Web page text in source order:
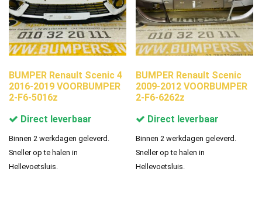
BUMPER Renault Scenic 4
2016-2019 VOORBUMPER
2-F6-5016z
Direct leverbaar
Binnen 2 werkdagen geleverd.
Sneller op te halen in
Hellevoetsluis.
BUMPER Renault Scenic
2009-2012 VOORBUMPER
2-F6-6262z
Direct leverbaar
Binnen 2 werkdagen geleverd.
Sneller op te halen in
Hellevoetsluis.